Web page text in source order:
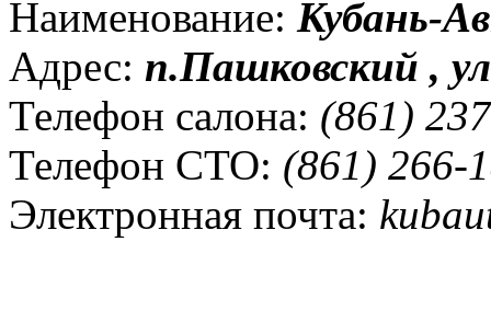
Наименование: Кубань-
Адрес: п.Пашковский ,
Телефон салона: (861)
Телефон СТО: (861) 266-
Электронная почта: